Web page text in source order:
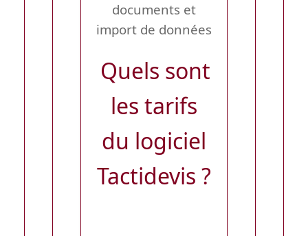
documents et
import de données
Quels sont
les tarifs
du logiciel
Tactidevis ?